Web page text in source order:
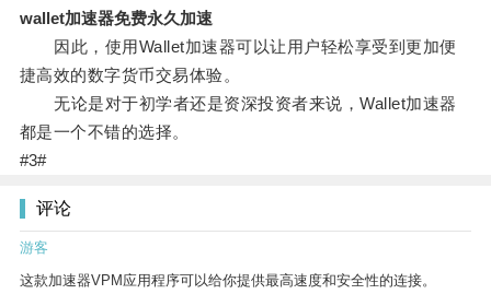
wallet加速器免费永久加速
因此，使用Wallet加速器可以让用户轻松享受到更加便
捷高效的数字货币交易体验。
无论是对于初学者还是资深投资者来说，Wallet加速器
都是一个不错的选择。
#3#
评论
游客
这款加速器VPM应用程序可以给你提供最高速度和安全性的连接。